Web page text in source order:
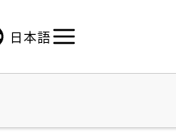
日本語